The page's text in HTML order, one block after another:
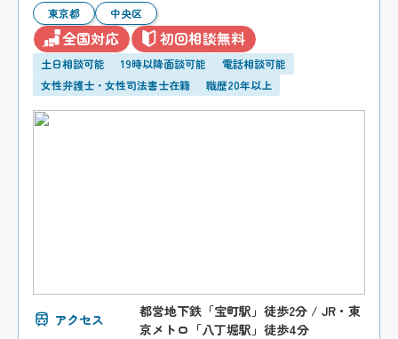
東京都 中央区
全国対応 初回相談無料
土日相談可能 19時以降面談可能
電話相談可能
女性弁護士・女性司法書士在籍
職歴20年以上
アクセス
都営地下鉄「宝町駅」徒歩2分 / JR・東
京メトロ「八丁堀駅」徒歩4分